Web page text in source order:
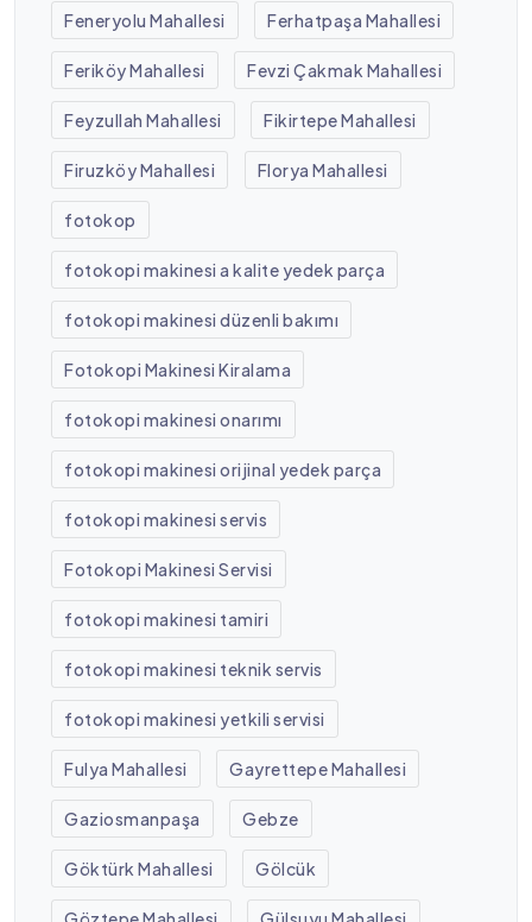
Feneryolu Mahallesi Ferhatpaşa Mahallesi
Feriköy Mahallesi Fevzi Çakmak Mahallesi
Feyzullah Mahallesi Fikirtepe Mahallesi
Firuzköy Mahallesi Florya Mahallesi
fotokop
fotokopi makinesi a kalite yedek parça
fotokopi makinesi düzenli bakımı
Fotokopi Makinesi Kiralama
fotokopi makinesi onarımı
fotokopi makinesi orijinal yedek parça
fotokopi makinesi servis
Fotokopi Makinesi Servisi
fotokopi makinesi tamiri
fotokopi makinesi teknik servis
fotokopi makinesi yetkili servisi
Fulya Mahallesi Gayrettepe Mahallesi
Gaziosmanpaşa Gebze
Göktürk Mahallesi Gölcük